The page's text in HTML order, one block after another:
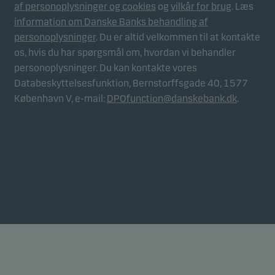
af personoplysninger og cookies og vilkår for brug. Læs
information om Danske Banks behandling af
personoplysninger. Du er altid velkommen til at kontakte
os, hvis du har spørgsmål om, hvordan vi behandler
personoplysninger. Du kan kontakte vores
Databeskyttelsesfunktion, Bernstorffsgade 40, 1577
København V, e-mail: DPOfunction@danskebank.dk.